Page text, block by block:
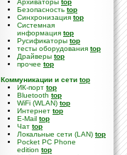
Архиваторы top
Безопасность top
Синхронизация top
Системная
информация top
Русификаторы top
тесты оборудования top
Драйверы top
прочее top
Коммуникации и сети top
ИК-порт top
Bluetooth top
WiFi (WLAN) top
Интернет top
E-Mail top
Чат top
Локальные сети (LAN) top
Pocket PC Phone
edition top